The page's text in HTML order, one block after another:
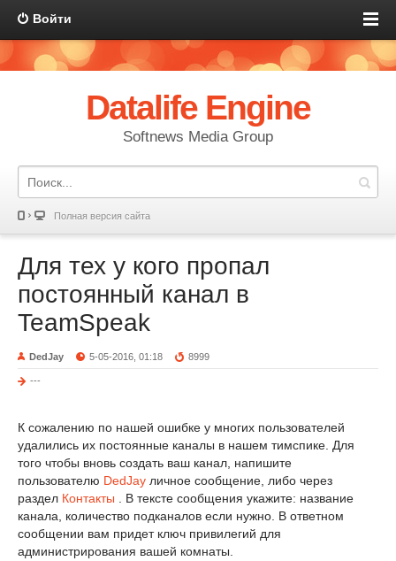
Войти
Datalife Engine
Softnews Media Group
Полная версия сайта
Для тех у кого пропал
постоянный канал в
TeamSpeak
DedJay 5-05-2016, 01:18 8999
---
К сожалению по нашей ошибке у многих пользователей
удалились их постоянные каналы в нашем тимспике. Для
того чтобы вновь создать ваш канал, напишите
пользователю DedJay личное сообщение, либо через
раздел Контакты . В тексте сообщения укажите: название
канала, количество подканалов если нужно. В ответном
сообщении вам придет ключ привилегий для
администрирования вашей комнаты.